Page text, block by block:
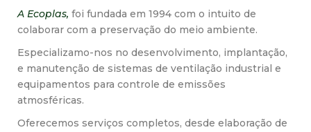
A Ecoplas, foi fundada em 1994 com o intuito de
colaborar com a preservação do meio ambiente.
Especializamo-nos no desenvolvimento, implantação,
e manutenção de sistemas de ventilação industrial e
equipamentos para controle de emissões
atmosféricas.
Oferecemos serviços completos, desde elaboração de